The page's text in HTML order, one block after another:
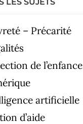
– Précarité
de l’enfance
artificielle
d’aide